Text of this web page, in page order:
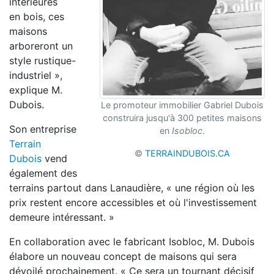
Le promoteur immobilier Gabriel Dubois
construira jusqu'à 300 petites maisons
en Isobloc.
© TERRAINDUBOIS.CA
en bois, ces
maisons
arboreront un
style rustique-
industriel »,
explique M.
Dubois.
Son entreprise
Terrain
Dubois vend
également des
terrains partout dans Lanaudière, « une région où les
prix restent encore accessibles et où l'investissement
demeure intéressant. »
En collaboration avec le fabricant Isobloc, M. Dubois
élabore un nouveau concept de maisons qui sera
dévoilé prochainement. « Ce sera un tournant décisif